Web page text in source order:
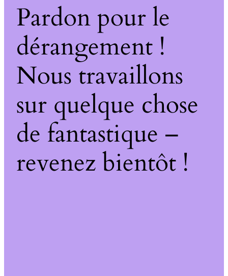
Pardon pour le
dérangement !
Nous travaillons
sur quelque chose
de fantastique –
revenez bientôt !